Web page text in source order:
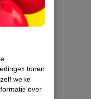
tonen
welke
over